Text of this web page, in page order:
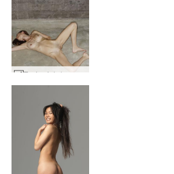
Tania ciets ķermenis #34